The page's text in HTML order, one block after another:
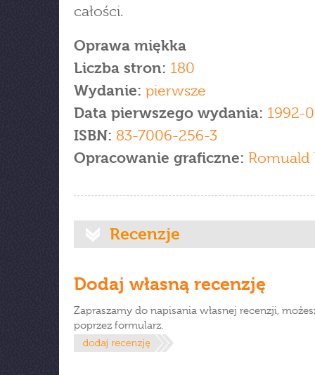
całości.
Oprawa miękka
Liczba stron: 180
Wydanie: pierwsze
Data pierwszego wydania: 1992-
ISBN: 83-7006-256-3
Opracowanie graficzne: Romuald
Recenzje
Dodaj własną recenzję
Zapraszamy do napisania własnej recenzji,
poprzez formularz.